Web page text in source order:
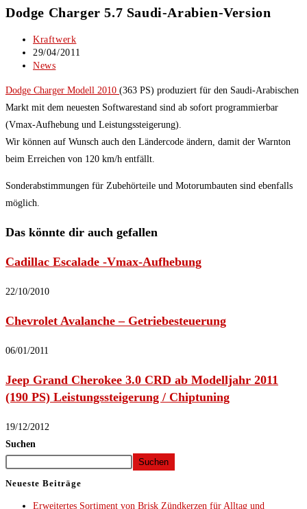
Dodge Charger 5.7 Saudi-Arabien-Version
Beitrags-
Autor:
Kraftwerk
Beitrag
veröffentlicht:
29/04/2011
Beitrags-
News
Dodge Charger Modell 2010 (363 PS) produziert für den Saudi-Arabischen
Markt mit dem neuesten Softwarestand sind ab sofort programmierbar
(Vmax-Aufhebung und Leistungssteigerung).
Wir können auf Wunsch auch den Ländercode ändern, damit der Warnton
beim Erreichen von 120 km/h entfällt.
Sonderabstimmungen für Zubehörteile und Motorumbauten sind ebenfalls
möglich.
Das könnte dir auch gefallen
Cadillac Escalade -Vmax-Aufhebung
22/10/2010
Chevrolet Avalanche – Getriebesteuerung
06/01/2011
Jeep Grand Cherokee 3.0 CRD ab Modelljahr 2011
(190 PS) Leistungssteigerung / Chiptuning
19/12/2012
Suchen
Suchen
Neueste Beiträge
Erweitertes Sortiment von Brisk Zündkerzen für Alltag und